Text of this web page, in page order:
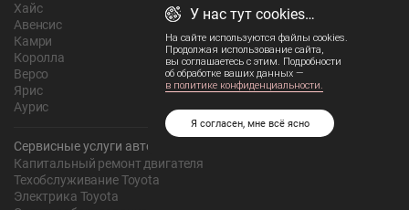
Хайс
Авенсис
Камри
Королла
Версо
Ярис
Аурис
Сервисные услуги автотехцентра
Капитальный ремонт двигателя
Техобслуживание Toyota
Электрика Toyota
У нас тут cookies…
На сайте используются файлы cookies.
Продолжая использование сайта,
вы соглашаетесь с этим. Подробности
об обработке ваших данных —
в политике конфиденциальности.
Я согласен, мне всё ясно